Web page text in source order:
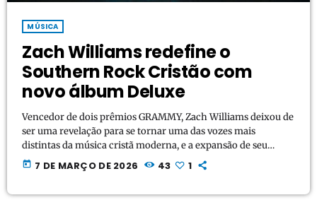
MÚSICA
Zach Williams redefine o
Southern Rock Cristão com
novo álbum Deluxe
Vencedor de dois prêmios GRAMMY, Zach Williams deixou de
ser uma revelação para se tornar uma das vozes mais
distintas da música cristã moderna, e a expansão de seu
álbum "Jesus Loves" para uma edição deluxe demonstra
exatamente o porquê desse prestígio. Com uma mistura
today 7 DE MARÇO DE 2026 43 1